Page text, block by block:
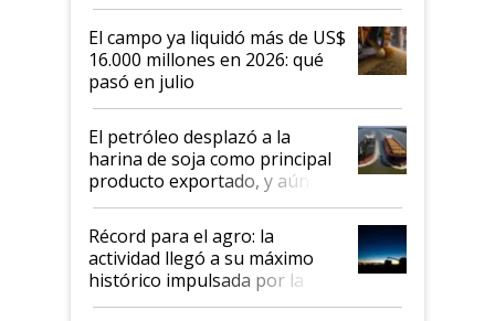
El campo ya liquidó más de US$
16.000 millones en 2026: qué
pasó en julio
El petróleo desplazó a la
harina de soja como principal
producto exportado, y aún así
el agro aportó casi seis de cada
diez dólares y sostuvo el
liderazgo en un semestre
récord
Récord para el agro: la
actividad llegó a su máximo
histórico impulsada por la
cosecha y las exportaciones